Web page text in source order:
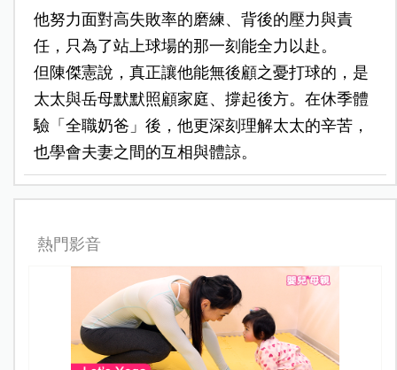
他努力面對高失敗率的磨練、背後的壓力與責
任，只為了站上球場的那一刻能全力以赴。
但陳傑憲說，真正讓他能無後顧之憂打球的，是
太太與岳母默默照顧家庭、撐起後方。在休季體
驗「全職奶爸」後，他更深刻理解太太的辛苦，
也學會夫妻之間的互相與體諒。
熱門影音